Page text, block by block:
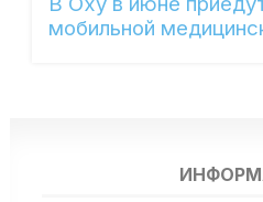
мобильной